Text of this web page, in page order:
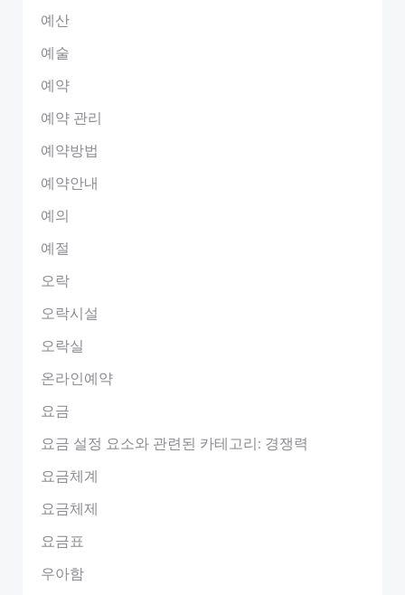
예산
예술
예약
예약 관리
예약방법
예약안내
예의
예절
오락
오락시설
오락실
온라인예약
요금
요금 설정 요소와 관련된 카테고리: 경쟁력
요금체계
요금체제
요금표
우아함